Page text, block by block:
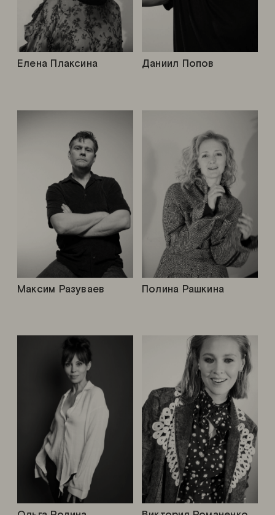
Полина Рашкина
Максим Разуваев
Елена Плаксина Даниил Попов